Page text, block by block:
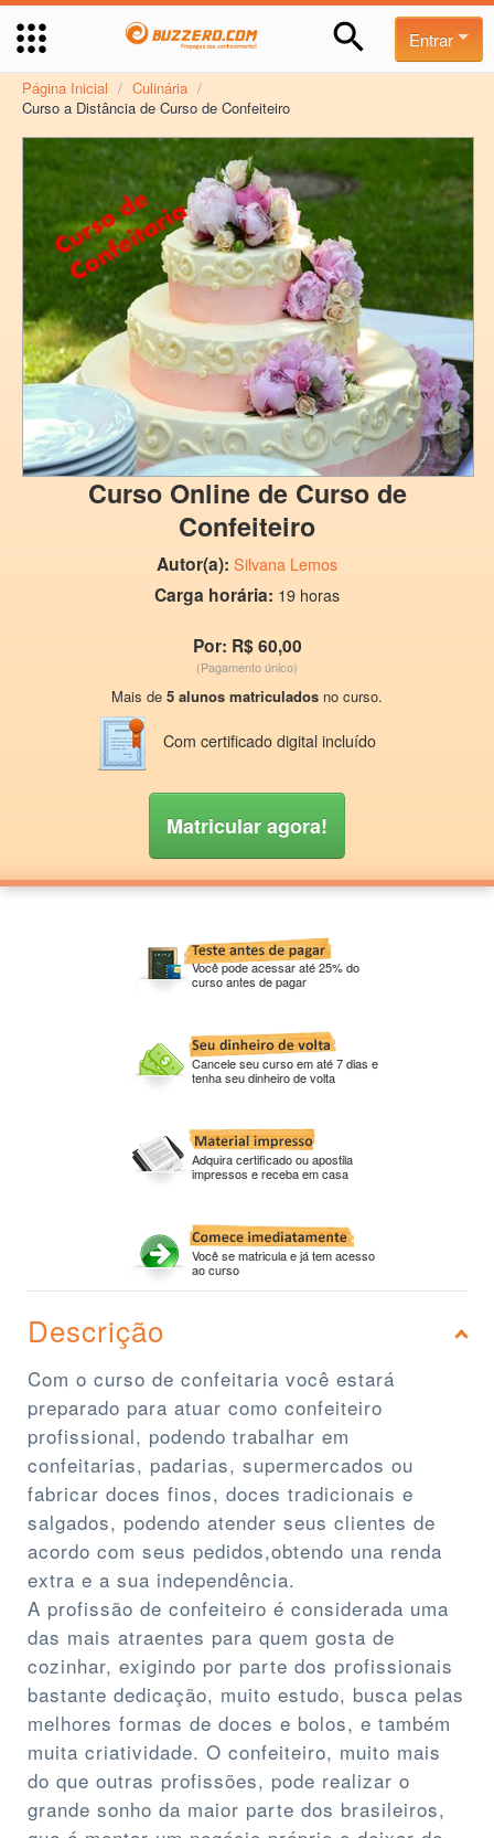
Entrar
Página Inicial / Culinária /
Curso a Distância de Curso de Confeiteiro
Curso Online de Curso de
Confeiteiro
Autor(a): Silvana Lemos
Carga horária: 19 horas
Por: R$ 60,00
(Pagamento único)
Mais de 5 alunos matriculados no curso.
Com certificado digital incluído
Matricular agora!
Você pode acessar até 25% do
curso antes de pagar
Cancele seu curso em até 7 dias e
tenha seu dinheiro de volta
Adquira certificado ou apostila
impressos e receba em casa
Você se matricula e já tem acesso
ao curso
Descrição
Com o curso de confeitaria você estará
preparado para atuar como confeiteiro
profissional, podendo trabalhar em
confeitarias, padarias, supermercados ou
fabricar doces finos, doces tradicionais e
salgados, podendo atender seus clientes de
acordo com seus pedidos,obtendo una renda
extra e a sua independência.
A profissão de confeiteiro é considerada uma
das mais atraentes para quem gosta de
cozinhar, exigindo por parte dos profissionais
bastante dedicação, muito estudo, busca pelas
melhores formas de doces e bolos, e também
muita criatividade. O confeiteiro, muito mais
do que outras profissões, pode realizar o
grande sonho da maior parte dos brasileiros,